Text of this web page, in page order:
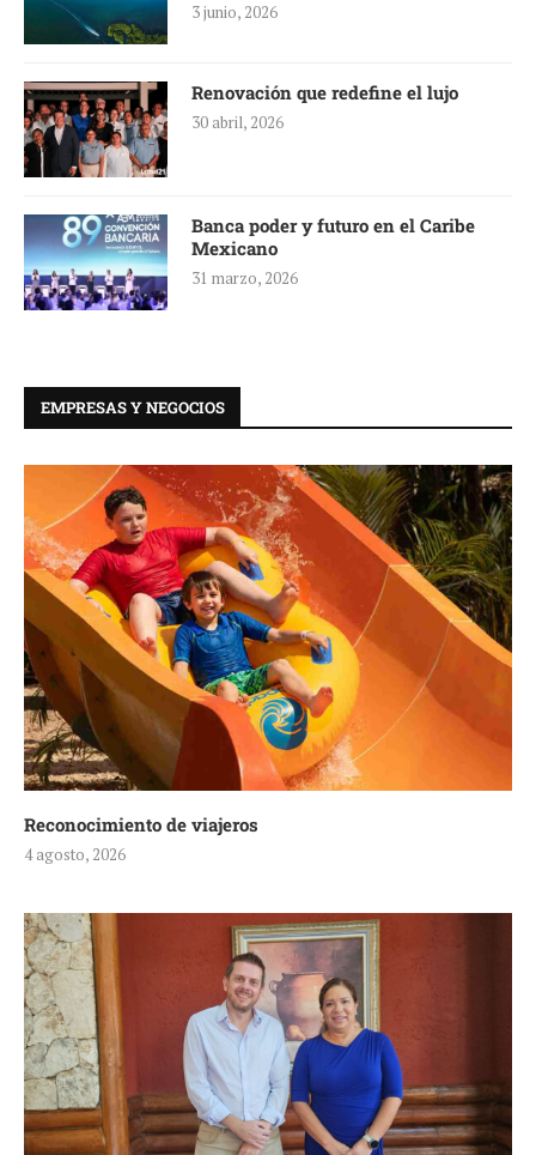
3 junio, 2026
Renovación que redefine el lujo
30 abril, 2026
Banca poder y futuro en el Caribe
Mexicano
31 marzo, 2026
EMPRESAS Y NEGOCIOS
Reconocimiento de viajeros
4 agosto, 2026